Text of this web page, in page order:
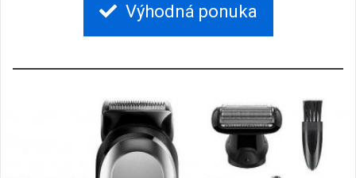
Výhodná ponuka